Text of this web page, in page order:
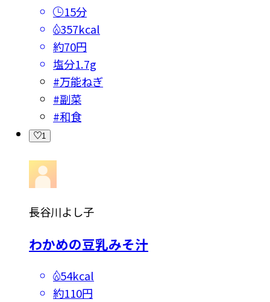
15分
357kcal
約70円
塩分1.7g
#万能ねぎ
#副菜
#和食
1
長谷川よし子
わかめの豆乳みそ汁
54kcal
約110円